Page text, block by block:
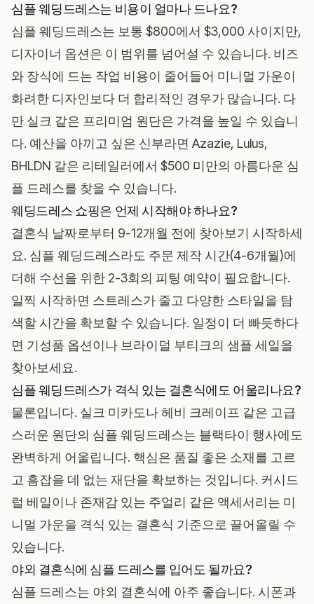
심플 웨딩드레스는 비용이 얼마나 드나요?
심플 웨딩드레스는 보통 $800에서 $3,000 사이지만,
디자이너 옵션은 이 범위를 넘어설 수 있습니다. 비즈
와 장식에 드는 작업 비용이 줄어들어 미니멀 가운이
화려한 디자인보다 더 합리적인 경우가 많습니다. 다
만 실크 같은 프리미엄 원단은 가격을 높일 수 있습니
다. 예산을 아끼고 싶은 신부라면 Azazie, Lulus,
BHLDN 같은 리테일러에서 $500 미만의 아름다운 심
플 드레스를 찾을 수 있습니다.
웨딩드레스 쇼핑은 언제 시작해야 하나요?
결혼식 날짜로부터 9-12개월 전에 찾아보기 시작하세
요. 심플 웨딩드레스라도 주문 제작 시간(4-6개월)에
더해 수선을 위한 2-3회의 피팅 예약이 필요합니다.
일찍 시작하면 스트레스가 줄고 다양한 스타일을 탐
색할 시간을 확보할 수 있습니다. 일정이 더 빠듯하다
면 기성품 옵션이나 브라이덜 부티크의 샘플 세일을
찾아보세요.
심플 웨딩드레스가 격식 있는 결혼식에도 어울리나요?
물론입니다. 실크 미카도나 헤비 크레이프 같은 고급
스러운 원단의 심플 웨딩드레스는 블랙타이 행사에도
완벽하게 어울립니다. 핵심은 품질 좋은 소재를 고르
고 흠잡을 데 없는 재단을 확보하는 것입니다. 커시드
럴 베일이나 존재감 있는 주얼리 같은 액세서리는 미
니멀 가운을 격식 있는 결혼식 기준으로 끌어올릴 수
있습니다.
야외 결혼식에 심플 드레스를 입어도 될까요?
심플 드레스는 야외 결혼식에 아주 좋습니다. 시폰과